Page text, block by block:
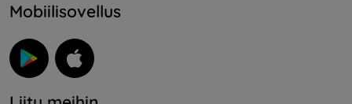
Mobiilisovellus